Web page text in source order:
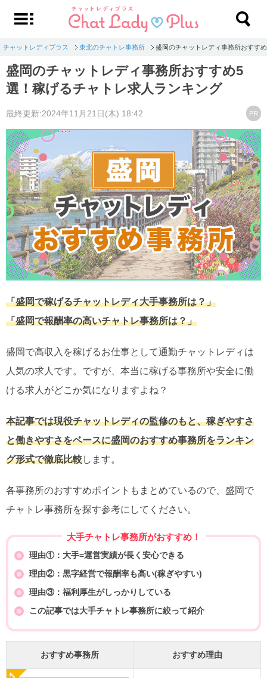
チャットレディプラス 東北のチャトレ事務所 盛岡のチャットレディ事務所おすす
盛岡のチャットレディ事務所おすすめ5
選！稼げるチャトレ求人ランキング
最終更新:2024年11月21日(木) 18:42 PR
「盛岡で稼げるチャットレディ大手事務所は？」
「盛岡で報酬率の高いチャトレ事務所は？」
盛岡で高収入を稼げるお仕事として通勤チャットレディは
人気の求人です。ですが、本当に稼げる事務所や安全に働
ける求人がどこか気になりますよね？
本記事では現役チャットレディの監修のもと、稼ぎやすさ
と働きやすさをベースに盛岡のおすすめ事務所をランキン
グ形式で徹底比較します。
各事務所のおすすめポイントもまとめているので、盛岡で
チャトレ事務所を探す参考にしてください。
大手チャトレ事務所がおすすめ！
理由①：大手=運営実績が長く安心できる
理由②：黒字経営で報酬率も高い(稼ぎやすい)
理由③：福利厚生がしっかりしている
この記事では大手チャトレ事務所に絞って紹介
おすすめ事務所 おすすめ理由